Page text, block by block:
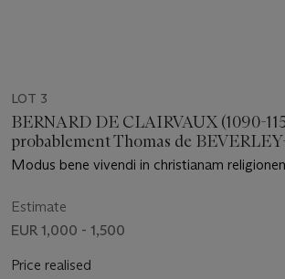
LOT 3
BERNARD DE CLAIRVAUX (1090-
probablement Thomas de
(circa 1150-1225)
Modus bene vivendi in christianam
Estimate
EUR 1,000 - 1,500
Price realised